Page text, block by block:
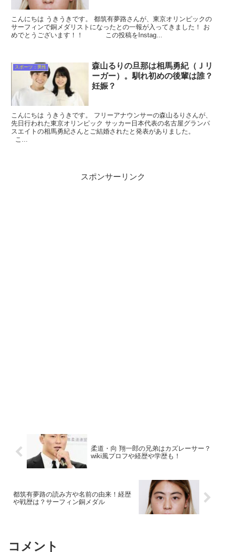
こんにちは うきうきです。 都筑有夢路さんが、東京オリンピックの
サーフィンで銅メダリストになったとの一報が入ってきました！ お
めでとうございます！！ この投稿をInstag...
スポーツ：男性
森山るりの旦那は相馬勇紀（Ｊリ
ーガー）。馴れ初めの後輩は誰？
妊娠？
こんにちは うきうきです。 フリーアナウンサーの森山るりさんが、
先日行われた東京オリンピック サッカー日本代表の名古屋グランパ
スエイトの相馬勇紀さんとご結婚されたと発表がありました。
こ...
スポンサーリンク
柔道・向 翔一郎の兄弟はカズレーサー？
wiki風プロフや経歴や学歴も！
都筑有夢路の読み方や名前の由来！経歴
や戦歴は？サーフィン銅メダル
コメント